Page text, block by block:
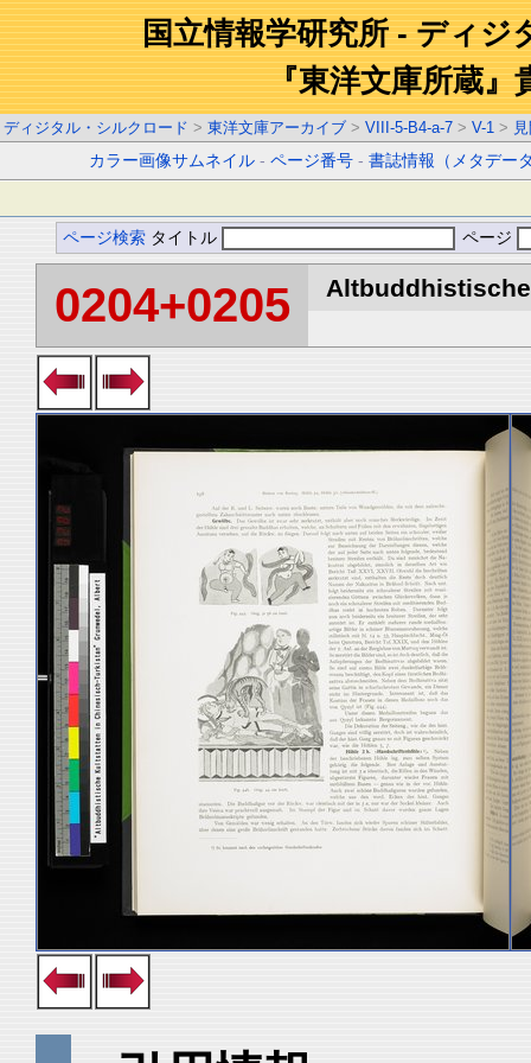
国立情報学研究所 - ディジ
『東洋文庫所蔵』
ディジタル・シルクロード > 東洋文庫アーカイブ > VIII-5-B4-a-7 > V-1 >
カラー画像サムネイル -ページ番号 -書誌情報（メタデー
ページ検索 タイトル ページ
0204+0205